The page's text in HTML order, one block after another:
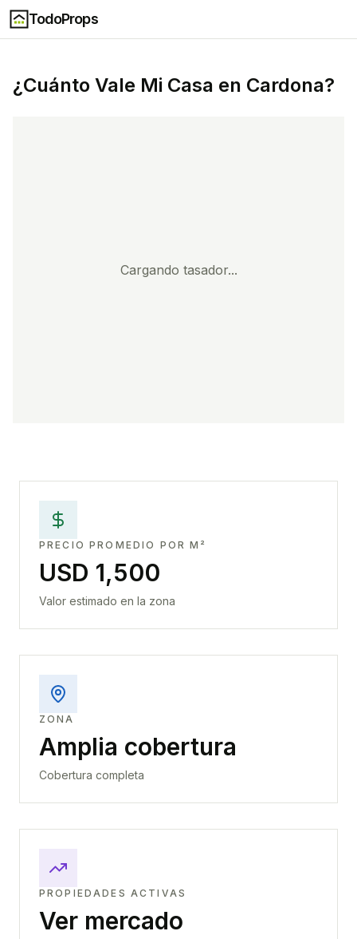
TodoProps
¿Cuánto Vale Mi Casa en Cardona?
Cargando tasador...
PRECIO PROMEDIO POR M²
USD 1,500
Valor estimado en la zona
ZONA
Amplia cobertura
Cobertura completa
PROPIEDADES ACTIVAS
Ver mercado